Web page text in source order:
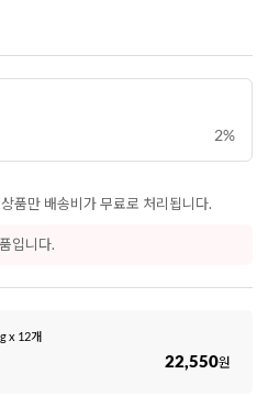
2%
품만 배송비가 무료로 처리됩니다.
입니다.
x 12개
22,550원